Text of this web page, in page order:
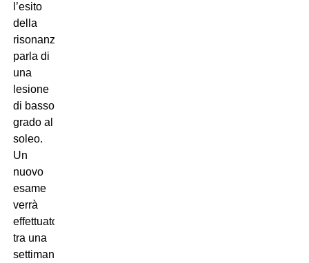
l’esito
della
risonanza
parla di
una
lesione
di basso
grado al
soleo.
Un
nuovo
esame
verrà
effettuato
tra una
settimana,